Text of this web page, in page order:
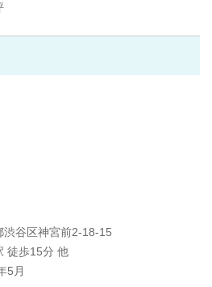
渋谷区神宮前2-18-15
徒歩15分 他
5月